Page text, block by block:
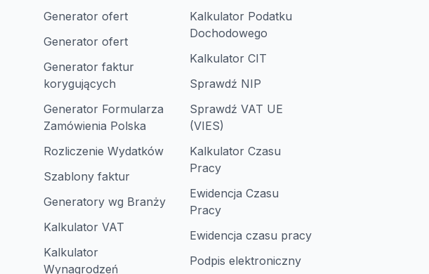
Generator ofert
Generator ofert
Generator faktur
korygujących
Generator Formularza
Zamówienia Polska
Rozliczenie Wydatków
Szablony faktur
Generatory wg Branży
Kalkulator VAT
Kalkulator
Wynagrodzeń
Kalkulator Podatku
Dochodowego
Kalkulator CIT
Sprawdź NIP
Sprawdź VAT UE
(VIES)
Kalkulator Czasu
Pracy
Ewidencja Czasu
Pracy
Ewidencja czasu pracy
Podpis elektroniczny